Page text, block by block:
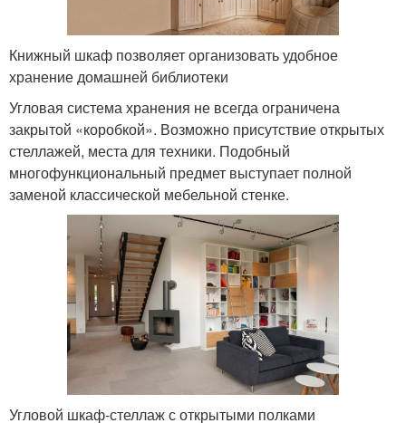
Книжный шкаф позволяет организовать удобное
хранение домашней библиотеки
Угловая система хранения не всегда ограничена
закрытой «коробкой». Возможно присутствие открытых
стеллажей, места для техники. Подобный
многофункциональный предмет выступает полной
заменой классической мебельной стенке.
Угловой шкаф-стеллаж с открытыми полками